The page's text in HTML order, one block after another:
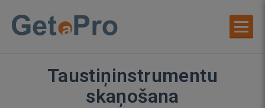
Taustiņinstrumentu
skaņošana